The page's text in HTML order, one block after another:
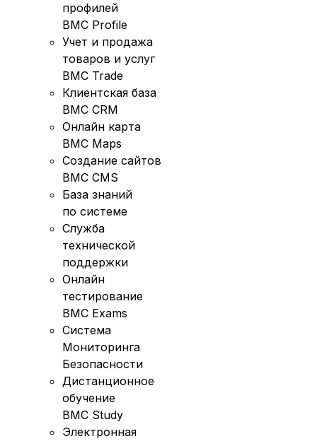
профилей
BMC Profile
Учет и продажа
товаров и услуг
BMC Trade
Клиентская база
BMC CRM
Онлайн карта
BMC Maps
Создание сайтов
BMC CMS
База знаний
по системе
Служба
технической
поддержки
Онлайн
тестирование
BMC Exams
Система
Мониторинга
Безопасности
Дистанционное
обучение
BMC Study
Электронная